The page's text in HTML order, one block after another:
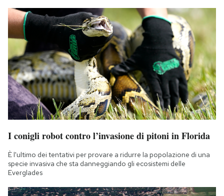
I conigli robot contro l’invasione di pitoni in Florida
È l'ultimo dei tentativi per provare a ridurre la popolazione di una
specie invasiva che sta danneggiando gli ecosistemi delle
Everglades